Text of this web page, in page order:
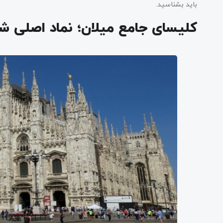
باید بشناسید.
کلیسای جامع میلان؛ نماد اصلی